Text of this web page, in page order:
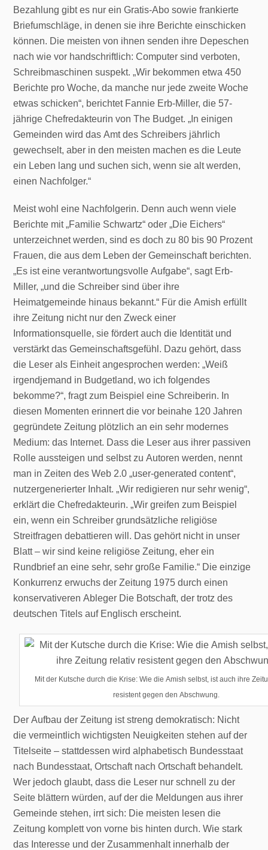
Bezahlung gibt es nur ein Gratis-Abo sowie frankierte
Briefumschläge, in denen sie ihre Berichte einschicken
können. Die meisten von ihnen senden ihre Depeschen
nach wie vor handschriftlich: Computer sind verboten,
Schreibmaschinen suspekt. „Wir bekommen etwa 450
Berichte pro Woche, da manche nur jede zweite Woche
etwas schicken“, berichtet Fannie Erb-Miller, die 57-
jährige Chefredakteurin von The Budget. „In einigen
Gemeinden wird das Amt des Schreibers jährlich
gewechselt, aber in den meisten machen es die Leute
ein Leben lang und suchen sich, wenn sie alt werden,
einen Nachfolger.“
Meist wohl eine Nachfolgerin. Denn auch wenn viele
Berichte mit „Familie Schwartz“ oder „Die Eichers“
unterzeichnet werden, sind es doch zu 80 bis 90 Prozent
Frauen, die aus dem Leben der Gemeinschaft berichten.
„Es ist eine verantwortungsvolle Aufgabe“, sagt Erb-
Miller, „und die Schreiber sind über ihre
Heimatgemeinde hinaus bekannt.“ Für die Amish erfüllt
ihre Zeitung nicht nur den Zweck einer
Informationsquelle, sie fördert auch die Identität und
verstärkt das Gemeinschaftsgefühl. Dazu gehört, dass
die Leser als Einheit angesprochen werden: „Weiß
irgendjemand in Budgetland, wo ich folgendes
bekomme?“, fragt zum Beispiel eine Schreiberin. In
diesen Momenten erinnert die vor beinahe 120 Jahren
gegründete Zeitung plötzlich an ein sehr modernes
Medium: das Internet. Dass die Leser aus ihrer passiven
Rolle aussteigen und selbst zu Autoren werden, nennt
man in Zeiten des Web 2.0 „user-generated content“,
nutzergenerierter Inhalt. „Wir redigieren nur sehr wenig“,
erklärt die Chefredakteurin. „Wir greifen zum Beispiel
ein, wenn ein Schreiber grundsätzliche religiöse
Streitfragen debattieren will. Das gehört nicht in unser
Blatt – wir sind keine religiöse Zeitung, eher ein
Rundbrief an eine sehr, sehr große Familie.“ Die einzige
Konkurrenz erwuchs der Zeitung 1975 durch einen
konservativeren Ableger Die Botschaft, der trotz des
deutschen Titels auf Englisch erscheint.
Mit der Kutsche durch die Krise: Wie die Amish selbst, ist auch ihre
resistent gegen den Abschwung.
Der Aufbau der Zeitung ist streng demokratisch: Nicht
die vermeintlich wichtigsten Neuigkeiten stehen auf der
Titelseite – stattdessen wird alphabetisch Bundesstaat
nach Bundesstaat, Ortschaft nach Ortschaft behandelt.
Wer jedoch glaubt, dass die Leser nur schnell zu der
Seite blättern würden, auf der die Meldungen aus ihrer
Gemeinde stehen, irrt sich: Die meisten lesen die
Zeitung komplett von vorne bis hinten durch. Wie stark
das Interesse und der Zusammenhalt innerhalb der